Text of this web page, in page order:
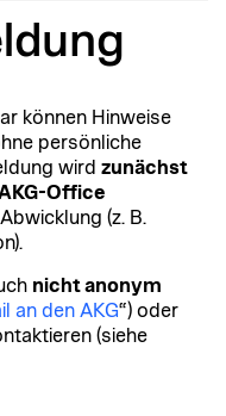
können Hinweise
persönliche
wird zunächst
Office
(z. B.
nicht anonym
an den AKG“) oder
(siehe